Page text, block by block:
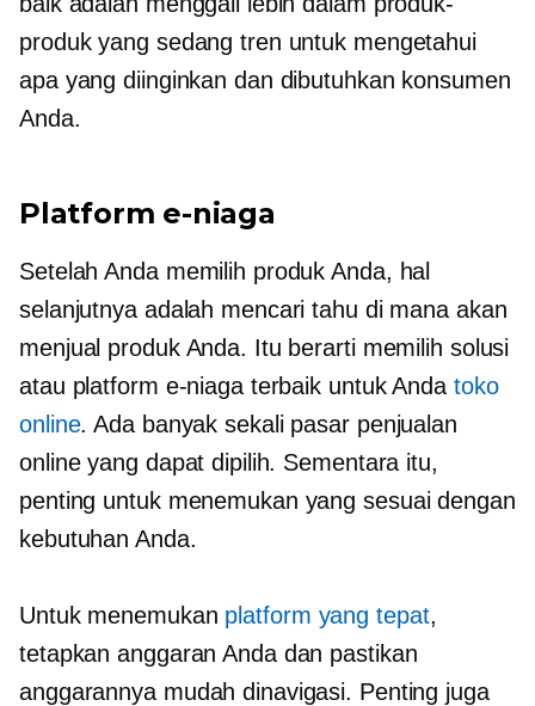
produk yang sedang tren untuk mengetahui
apa yang diinginkan dan dibutuhkan konsumen
Anda.
Platform e-niaga
Setelah Anda memilih produk Anda, hal
selanjutnya adalah mencari tahu di mana akan
menjual produk Anda. Itu berarti memilih solusi
atau platform e-niaga terbaik untuk Anda toko
online. Ada banyak sekali pasar penjualan
online yang dapat dipilih. Sementara itu,
penting untuk menemukan yang sesuai dengan
kebutuhan Anda.
Untuk menemukan platform yang tepat,
tetapkan anggaran Anda dan pastikan
anggarannya mudah dinavigasi. Penting juga